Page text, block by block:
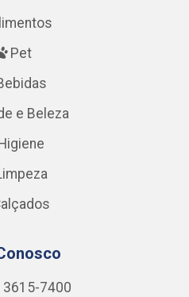
Pet
e Beleza
Higiene
3615-7400